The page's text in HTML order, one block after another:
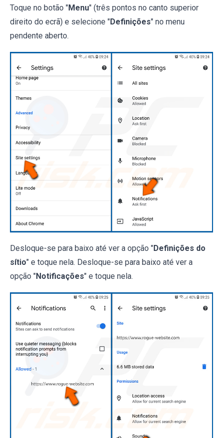
Toque no botão "Menu" (três pontos no canto superior
direito do ecrã) e selecione "Definições" no menu
pendente aberto.
Desloque-se para baixo até ver a opção "Definições do
sítio" e toque nela. Desloque-se para baixo até ver a
opção "Notificações" e toque nela.